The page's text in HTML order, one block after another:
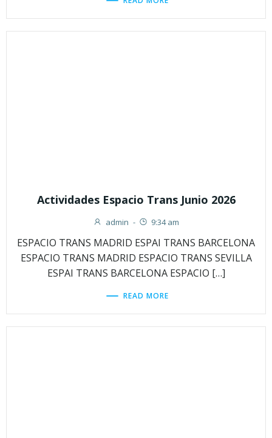
Actividades Espacio Trans Junio 2026
admin - 9:34 am
ESPACIO TRANS MADRID ESPAI TRANS BARCELONA
ESPACIO TRANS MADRID ESPACIO TRANS SEVILLA
ESPAI TRANS BARCELONA ESPACIO […]
READ MORE